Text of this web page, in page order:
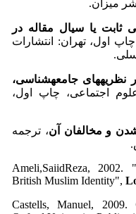
میزان.
ثابت یا سیال مقاله در
چاپ اول، تهران: انتشارات
نظریه­های جامعه­شناسی،
اجتماعی، چاپ اول،
و مخالفان آن، ترجمه
Ameli,SaiidReza, 2002.
British Muslim Identity",
Castells, Manuel, 2009.